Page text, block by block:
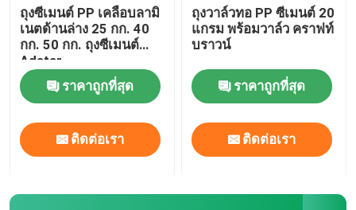
ถุงซีเมนต์ PP เคลือบลามิ
เนตด้านล่าง 25 กก. 40
กก. 50 กก. ถุงซีเมนต์
Adstar
ราคาถูกที่สุด
ติดต่อเรา
ถุงวาล์วทอ PP ซีเมนต์ 20
แกรม พร้อมวาล์ว คราฟท์
บราวน์
ราคาถูกที่สุด
ติดต่อเรา